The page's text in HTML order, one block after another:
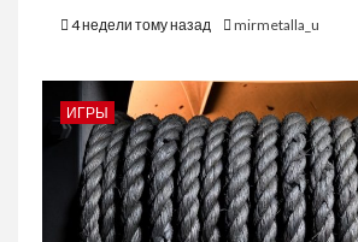
4 недели тому назад mirmetalla_u
ИГРЫ